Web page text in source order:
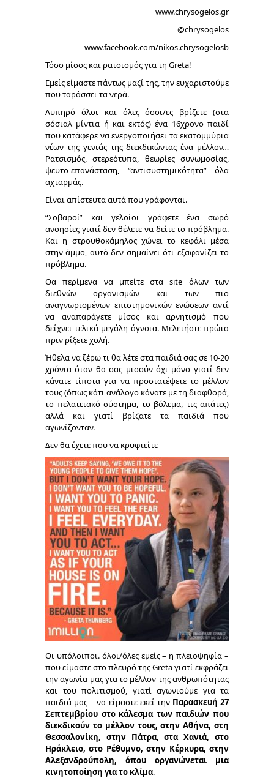
www.chrysogelos.gr
@chrysogelos
www.facebook.com/nikos.chrysogelosb
Τόσο μίσος και ρατσισμός για τη Greta!
Εμείς είμαστε πάντως μαζί της, την ευχαριστούμε
που ταράσσει τα νερά.
Λυπηρό όλοι και όλες όσοι/ες βρίζετε (στα
σόσιαλ μίντια ή και εκτός) ένα 16χρονο παιδί
που κατάφερε να ενεργοποιήσει τα εκατομμύρια
νέων της γενιάς της διεκδικώντας ένα μέλλον…
Ρατσισμός, στερεότυπα, θεωρίες συνωμοσίας,
ψευτο-επανάσταση, “αντισυστημικότητα” όλα
αχταρμάς.
Είναι απίστευτα αυτά που γράφονται.
“Σοβαροί” και γελοίοι γράφετε ένα σωρό
ανοησίες γιατί δεν θέλετε να δείτε το πρόβλημα.
Και η στρουθοκάμηλος χώνει το κεφάλι μέσα
στην άμμο, αυτό δεν σημαίνει ότι εξαφανίζει το
πρόβλημα.
Θα περίμενα να μπείτε στα site όλων των
διεθνών οργανισμών και των πιο
αναγνωρισμένων επιστημονικών ενώσεων αντί
να αναπαράγετε μίσος και αρνητισμό που
δείχνει τελικά μεγάλη άγνοια. Μελετήστε πρώτα
πριν ρίξετε χολή.
Ήθελα να ξέρω τι θα λέτε στα παιδιά σας σε 10-20
χρόνια όταν θα σας μισούν όχι μόνο γιατί δεν
κάνατε τίποτα για να προστατέψετε το μέλλον
τους (όπως κάτι ανάλογο κάνατε με τη διαφθορά,
το πελατειακό σύστημα, το βόλεμα, τις απάτες)
αλλά και γιατί βρίζατε τα παιδιά που
αγωνίζονταν.
Δεν θα έχετε που να κρυφτείτε
Οι υπόλοιποι. όλοι/όλες εμείς – η πλειοψηφία –
που είμαστε στο πλευρό της Greta γιατί εκφράζει
την αγωνία μας για το μέλλον της ανθρωπότητας
και του πολιτισμού, γιατί αγωνιούμε για τα
παιδιά μας – να είμαστε εκεί την Παρασκευή 27
Σεπτεμβρίου στο κάλεσμα των παιδιών που
διεκδικούν το μέλλον τους, στην Αθήνα, στη
Θεσσαλονίκη, στην Πάτρα, στα Χανιά, στο
Ηράκλειο, στο Ρέθυμνο, στην Κέρκυρα, στην
Αλεξανδρούπολη, όπου οργανώνεται μια
κινητοποίηση για το κλίμα.